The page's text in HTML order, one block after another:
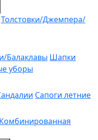
Толстовки/Джемпера/
Балаклавы Шапки
уборы
Сапоги летние